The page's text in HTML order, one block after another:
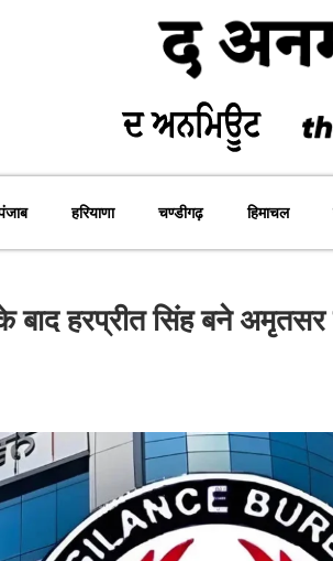
हरियाणा चण्डीगढ़ हिमाचल
बाद हरप्रीत सिंह बने